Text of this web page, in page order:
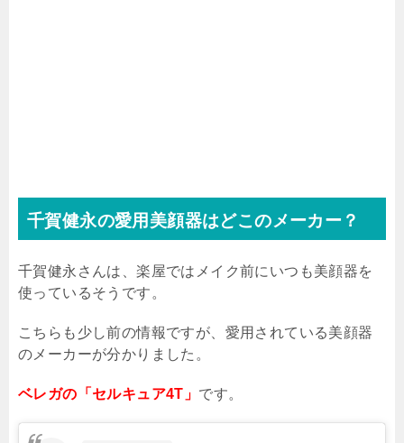
千賀健永の愛用美顔器はどこのメーカー？
千賀健永さんは、楽屋ではメイク前にいつも美顔器を
使っているそうです。
こちらも少し前の情報ですが、愛用されている美顔器
のメーカーが分かりました。
ベレガの「セルキュア4T」 です。